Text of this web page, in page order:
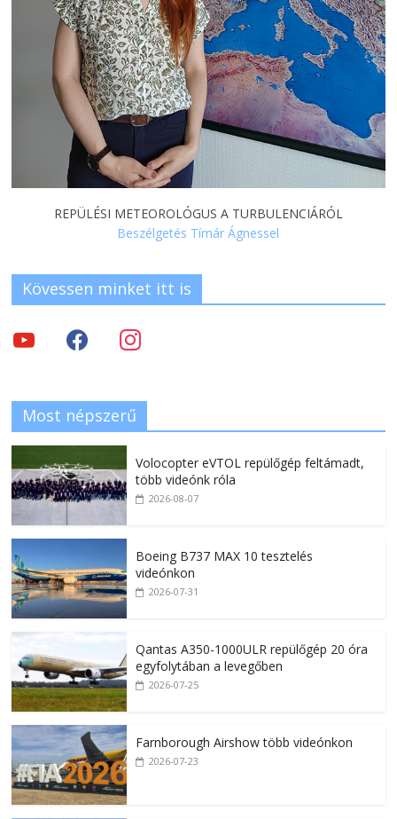
REPÜLÉSI METEOROLÓGUS A TURBULENCIÁRÓL
Beszélgetés Tímár Ágnessel
Kövessen minket itt is
Most népszerű
Volocopter eVTOL repülőgép feltámadt,
több videónk róla
2026-08-07
Boeing B737 MAX 10 tesztelés
videónkon
2026-07-31
Qantas A350-1000ULR repülőgép 20 óra
egyfolytában a levegőben
2026-07-25
Farnborough Airshow több videónkon
2026-07-23